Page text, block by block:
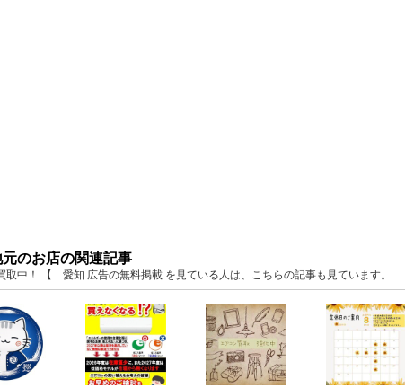
のお店の関連記事
中！ 【... 愛知 広告の無料掲載 を見ている人は、こちらの記事も見ています。